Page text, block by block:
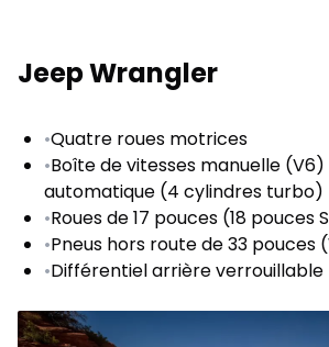
Jeep Wrangler
•Quatre roues motrices
•Boîte de vitesses manuelle
automatique (4 cylindres turbo)
•Roues de 17 pouces (18 pouces
•Pneus hors route de 33 pouces
•Différentiel arrière verrouillable